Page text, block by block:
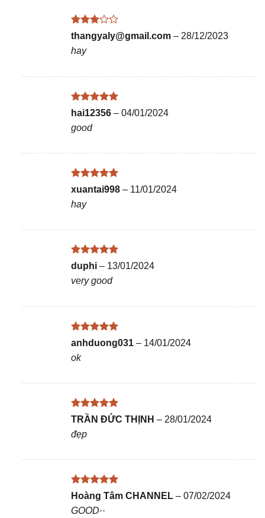
Được
hạng
thangyaly@gmail.com – 28/12/2023
hay
Được xếp
hạng55
sao
hai12356 – 04/01/2024
good
Được xếp
sao
xuantai998 – 11/01/2024
hay
Được xếp
hạng
sao
duphi – 13/01/2024
very good
Được xếp
sao
anhduong031 – 14/01/2024
ok
Được xếp
sao
TRẦN ĐỨC THỊNH – 28/01/2024
đẹp
Được xếp
55
sao
Hoàng Tâm CHANNEL – 07/02/2024
GOOD··